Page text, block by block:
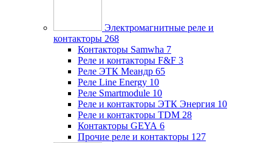
Электромагнитные реле и
контакторы 268
Контакторы Samwha 7
Реле и контакторы F&F 3
Реле ЭТК Меандр 65
Реле Line Energy 10
Реле Smartmodule 10
Реле и контакторы ЭТК Энергия 10
Реле и контакторы TDM 28
Контакторы GEYA 6
Прочие реле и контакторы 127